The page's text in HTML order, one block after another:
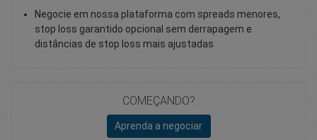
Negocie em nossa plataforma com spreads menores,
stop loss garantido opcional sem derrapagem e
distâncias de stop loss mais ajustadas
COMEÇANDO?
Aprenda a negociar